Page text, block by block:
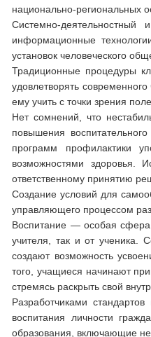
национально-региональных
Системно-
информационные
установок человеческого
Традиционные процедуры
удовлетворять
ему учить с точки зрения
Нет сомнений, что
повышения
программ профилактики
возможностями здоровья.
ответственному принятию
Создание условий для
управляющего процессом
Воспитание — особая сфера
учителя, так и от ученика.
создают возможность
того, учащиеся начинают
стремясь раскрыть свой
Разработчиками
воспитания личности
образования, включающие